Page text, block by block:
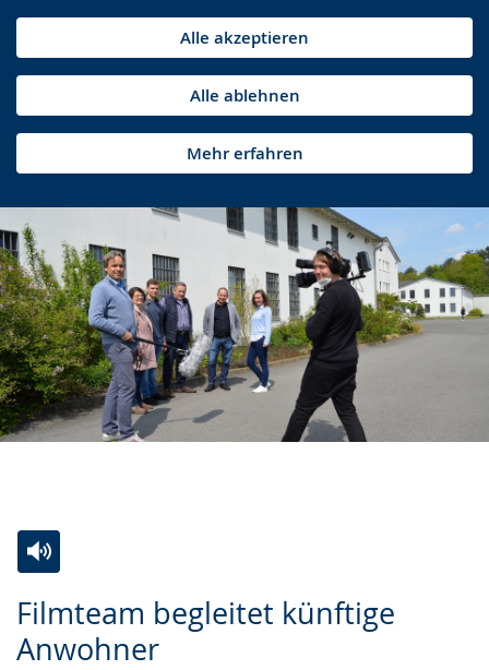
Alle akzeptieren
Alle ablehnen
Mehr erfahren
Filmteam begleitet künftige
Anwohner
Leichten
Sprache
Audio-
Unterstützung.
Video
in